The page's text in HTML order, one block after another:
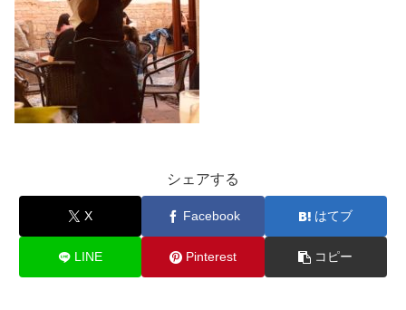
シェアする
X Facebook はてブ
LINE Pinterest コピー